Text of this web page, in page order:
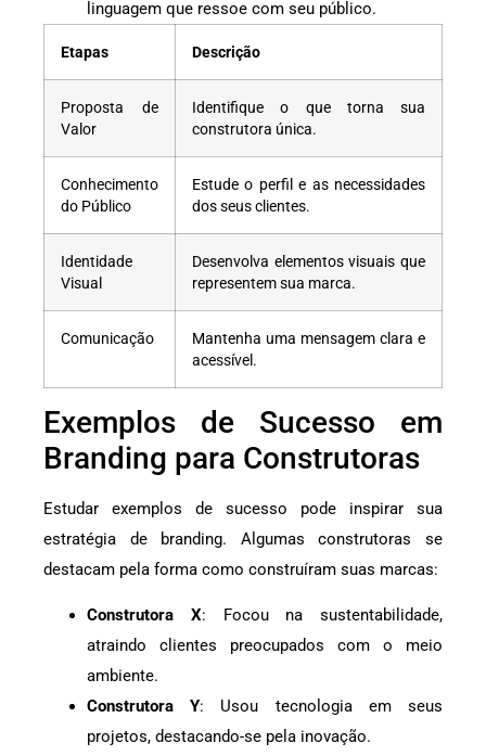
linguagem que ressoe com seu público.
Etapas Descrição
Proposta de
Valor
Identifique o que torna sua
construtora única.
Conhecimento
do Público
Estude o perfil e as necessidades
dos seus clientes.
Identidade
Visual
Desenvolva elementos visuais que
representem sua marca.
Comunicação
Mantenha uma mensagem clara e
acessível.
Exemplos de Sucesso em
Branding para Construtoras
Estudar exemplos de sucesso pode inspirar sua
estratégia de branding. Algumas construtoras se
destacam pela forma como construíram suas marcas:
Construtora X: Focou na sustentabilidade,
atraindo clientes preocupados com o meio
ambiente.
Construtora Y: Usou tecnologia em seus
projetos, destacando-se pela inovação.